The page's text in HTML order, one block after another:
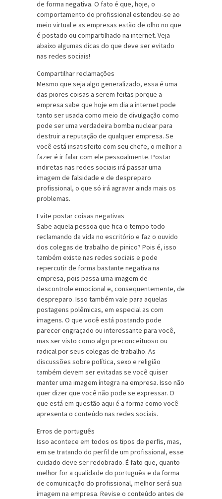
de forma negativa. O fato é que, hoje, o
comportamento do profissional estendeu-se ao
meio virtual e as empresas estão de olho no que
é postado ou compartilhado na internet. Veja
abaixo algumas dicas do que deve ser evitado
nas redes sociais!
Compartilhar reclamações
Mesmo que seja algo generalizado, essa é uma
das piores coisas a serem feitas porque a
empresa sabe que hoje em dia a internet pode
tanto ser usada como meio de divulgação como
pode ser uma verdadeira bomba nuclear para
destruir a reputação de qualquer empresa. Se
você está insatisfeito com seu chefe, o melhor a
fazer é ir falar com ele pessoalmente. Postar
indiretas nas redes sociais irá passar uma
imagem de falsidade e de despreparo
profissional, o que só irá agravar ainda mais os
problemas.
Evite postar coisas negativas
Sabe aquela pessoa que fica o tempo todo
reclamando da vida no escritório e faz o ouvido
dos colegas de trabalho de pinico? Pois é, isso
também existe nas redes sociais e pode
repercutir de forma bastante negativa na
empresa, pois passa uma imagem de
descontrole emocional e, consequentemente, de
despreparo. Isso também vale para aquelas
postagens polêmicas, em especial as com
imagens. O que você está postando pode
parecer engraçado ou interessante para você,
mas ser visto como algo preconceituoso ou
radical por seus colegas de trabalho. As
discussões sobre política, sexo e religião
também devem ser evitadas se você quiser
manter uma imagem íntegra na empresa. Isso não
quer dizer que você não pode se expressar. O
que está em questão aqui é a forma como você
apresenta o conteúdo nas redes sociais.
Erros de português
Isso acontece em todos os tipos de perfis, mas,
em se tratando do perfil de um profissional, esse
cuidado deve ser redobrado. É fato que, quanto
melhor for a qualidade do português e da forma
de comunicação do profissional, melhor será sua
imagem na empresa. Revise o conteúdo antes de